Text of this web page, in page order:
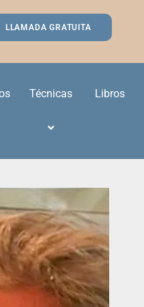
LLAMADA GRATUITA
Técnicas Libros